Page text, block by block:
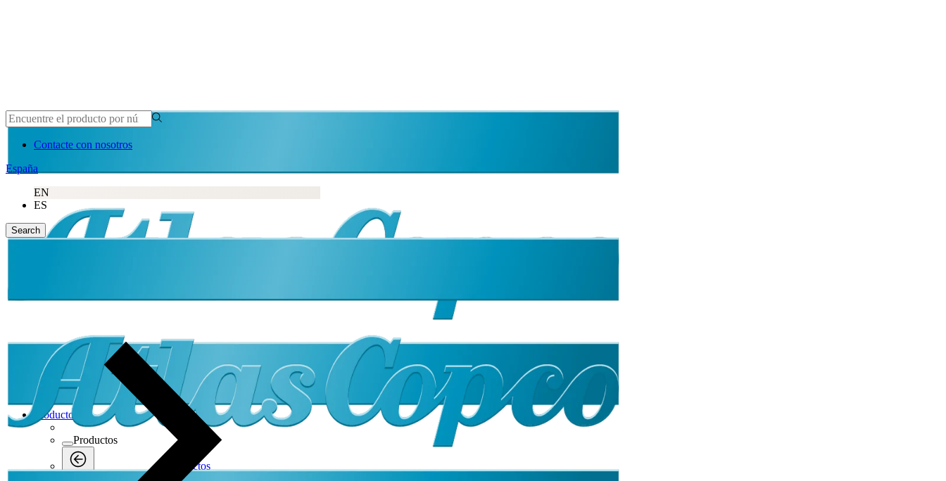
Contacte con nosotros
España
EN
ES
Search
Productos
Productos
Productos